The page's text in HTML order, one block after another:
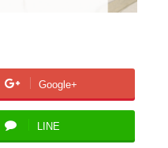
Google+
LINE